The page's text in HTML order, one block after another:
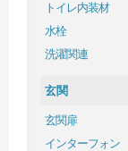
トイレ内装材
水栓
洗濯関連
玄関
玄関扉
インターフォン